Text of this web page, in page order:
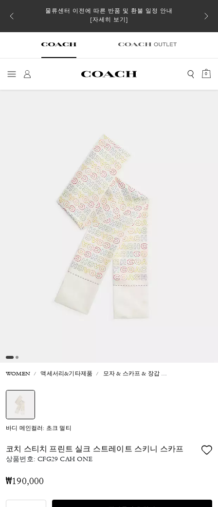
스트
물류센터 이전에 따른 반품 및 환불 일정 안내
[자세히 보기]
일부
0
WOMEN 액세서리&기타제품 모자 & 스카프 & 장갑
바디 메인컬러: 초크 멀티
코치 스티치 프린트 실크 스트레이트 스키니 스카프
상품번호:CFG29 CAH ONE
₩190,000